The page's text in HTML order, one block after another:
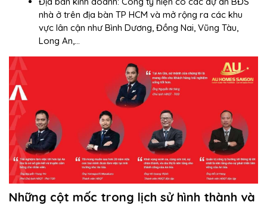
nhà ở trên địa bàn TP HCM và mở rộng ra các khu
vực lân cận như Bình Dương, Đồng Nai, Vũng Tàu,
Long An,…
Những cột mốc trong lịch sử hình thành và